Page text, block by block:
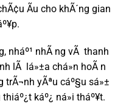
Ãu cho khÃ´ng gian
nháº¹ nhÃ ng vÃ thanh
lÃ lá»±a chá»n hoÃ n
trÃ¬nh yÃªu cáº§u sá»±
káº¿ ná»i tháº¥t.